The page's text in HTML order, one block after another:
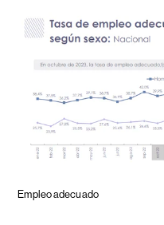
Empleo adecuado